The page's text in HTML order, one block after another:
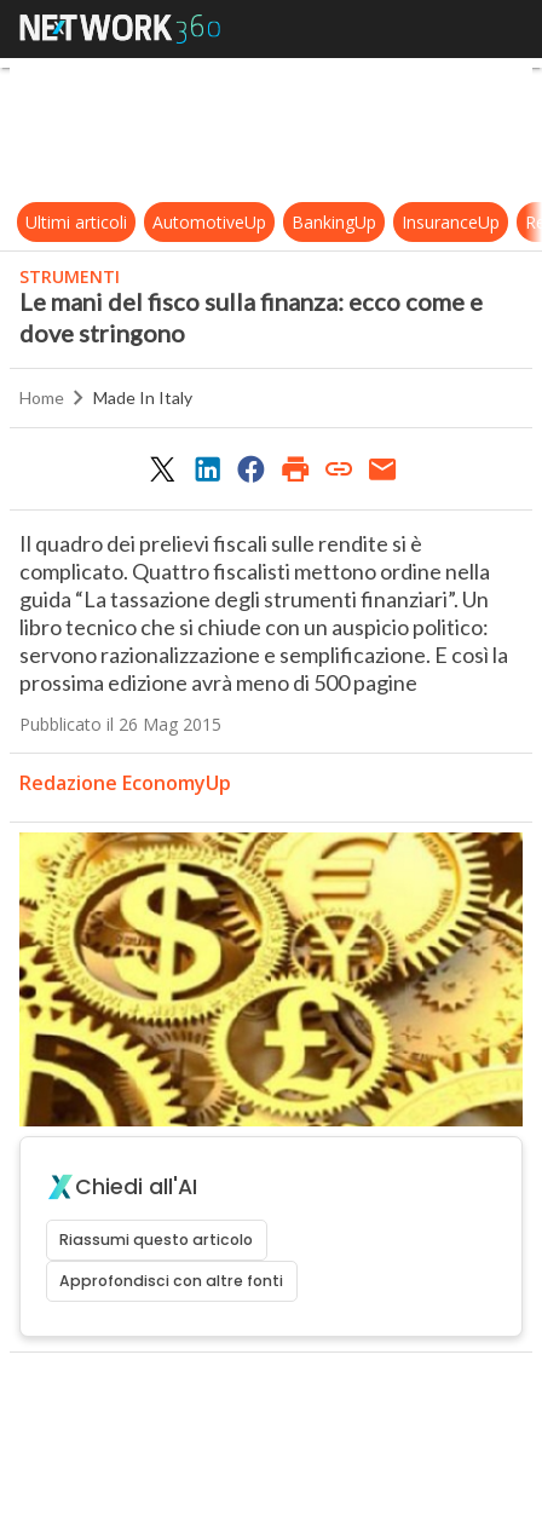
Le mani del fisco sulla finanza:
Ultimi articoli AutomotiveUp BankingUp InsuranceUp
STRUMENTI
Le mani del fisco sulla finanza: ecco come e
dove stringono
Home Made In Italy
Il quadro dei prelievi fiscali sulle rendite si è
complicato. Quattro fiscalisti mettono ordine nella
guida “La tassazione degli strumenti finanziari”. Un
libro tecnico che si chiude con un auspicio politico:
servono razionalizzazione e semplificazione. E così la
prossima edizione avrà meno di 500 pagine
Pubblicato il 26 Mag 2015
Redazione EconomyUp
Chiedi all'AI
Riassumi questo articolo
Approfondisci con altre fonti